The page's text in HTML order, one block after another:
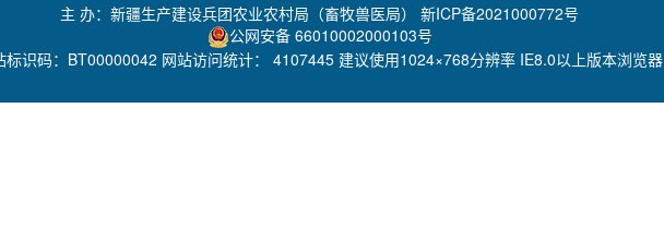
主 办：新疆生产建设兵团农业农村局（畜牧兽医局）新ICP备2021000772号
公网安备 66010002000103号
标识码：BT00000042 网站访问统计：4107445 建议使用1024×768分辨率 IE8.0以上版本浏览器